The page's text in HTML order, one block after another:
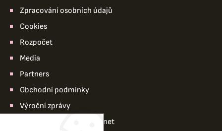
Zpracování osobních údajů
Cookies
Rozpočet
Media
Partners
Obchodní podmínky
Výroční zprávy
Pro členy divadla – intranet